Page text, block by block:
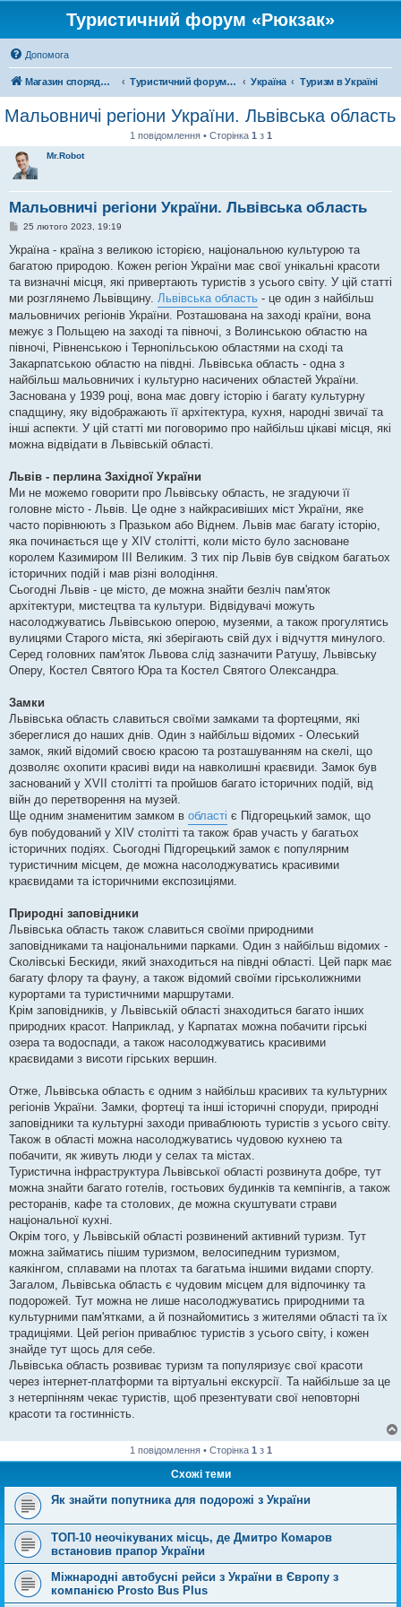
Туристичний форум «Рюкзак»
Допомога
Магазин спорядження Туристичний форум «Рюкзак» Україна Туризм в Україні
Мальовничі регіони України. Львівська область
1 повідомлення • Сторінка 1 з 1
Mr.Robot
Мальовничі регіони України. Львівська область
П
в
і
д
о
л
е
н
н
я
25 лютого 2023, 19:19
Україна - країна з великою історією, національною культурою та
багатою природою. Кожен регіон України має свої унікальні красоти
та визначні місця, які привертають туристів з усього світу. У цій статті
ми розглянемо Львівщину. Львівська область - це один з найбільш
мальовничих регіонів України. Розташована на заході країни, вона
межує з Польщею на заході та півночі, з Волинською областю на
півночі, Рівненською і Тернопільською областями на сході та
Закарпатською областю на півдні. Львівська область - одна з
найбільш мальовничих і культурно насичених областей України.
Заснована у 1939 році, вона має довгу історію і багату культурну
спадщину, яку відображають її архітектура, кухня, народні звичаї та
інші аспекти. У цій статті ми поговоримо про найбільш цікаві місця, які
можна відвідати в Львівській області.
Львів - перлина Західної України
Ми не можемо говорити про Львівську область, не згадуючи її
головне місто - Львів. Це одне з найкрасивіших міст України, яке
часто порівнюють з Празьком або Віднем. Львів має багату історію,
яка починається ще у XIV столітті, коли місто було засноване
королем Казимиром III Великим. З тих пір Львів був свідком багатьох
історичних подій і мав різні володіння.
Сьогодні Львів - це місто, де можна знайти безліч пам'яток
архітектури, мистецтва та культури. Відвідувачі можуть
насолоджуватись Львівською оперою, музеями, а також прогулятись
вулицями Старого міста, які зберігають свій дух і відчуття минулого.
Серед головних пам'яток Львова слід зазначити Ратушу, Львівську
Оперу, Костел Святого Юра та Костел Святого Олександра.
Замки
Львівська область славиться своїми замками та фортецями, які
збереглися до наших днів. Один з найбільш відомих - Олеський
замок, який відомий своєю красою та розташуванням на скелі, що
дозволяє охопити красиві види на навколишні краєвиди. Замок був
заснований у XVII столітті та пройшов багато історичних подій, від
війн до перетворення на музей.
Ще одним знаменитим замком в області є Підгорецький замок, що
був побудований у XIV столітті та також брав участь у багатьох
історичних подіях. Сьогодні Підгорецький замок є популярним
туристичним місцем, де можна насолоджуватись красивими
краєвидами та історичними експозиціями.
Природні заповідники
Львівська область також славиться своїми природними
заповідниками та національними парками. Один з найбільш відомих -
Сколівські Бескиди, який знаходиться на півдні області. Цей парк має
багату флору та фауну, а також відомий своїми гірськолижними
курортами та туристичними маршрутами.
Крім заповідників, у Львівській області знаходиться багато інших
природних красот. Наприклад, у Карпатах можна побачити гірські
озера та водоспади, а також насолоджуватись красивими
краєвидами з висоти гірських вершин.
Отже, Львівська область є одним з найбільш красивих та культурних
регіонів України. Замки, фортеці та інші історичні споруди, природні
заповідники та культурні заходи приваблюють туристів з усього світу.
Також в області можна насолоджуватись чудовою кухнею та
побачити, як живуть люди у селах та містах.
Туристична інфраструктура Львівської області розвинута добре, тут
можна знайти багато готелів, гостьових будинків та кемпінгів, а також
ресторанів, кафе та столових, де можна скуштувати страви
національної кухні.
Окрім того, у Львівській області розвинений активний туризм. Тут
можна займатись пішим туризмом, велосипедним туризмом,
каякінгом, сплавами на плотах та багатьма іншими видами спорту.
Загалом, Львівська область є чудовим місцем для відпочинку та
подорожей. Тут можна не лише насолоджуватись природними та
культурними пам'ятками, а й познайомитись з жителями області та їх
традиціями. Цей регіон приваблює туристів з усього світу, і кожен
знайде тут щось для себе.
Львівська область розвиває туризм та популяризує свої красоти
через інтернет-платформи та віртуальні екскурсії. Та найбільше за це
з нетерпінням чекає туристів, щоб презентувати свої неповторні
красоти та гостинність.
1 повідомлення • Сторінка 1 з 1
Схожі теми
Як знайти попутника для подорожі з України
ТОП-10 неочікуваних місць, де Дмитро Комаров
встановив прапор України
Міжнародні автобусні рейси з України в Європу з
компанією Prosto Bus Plus